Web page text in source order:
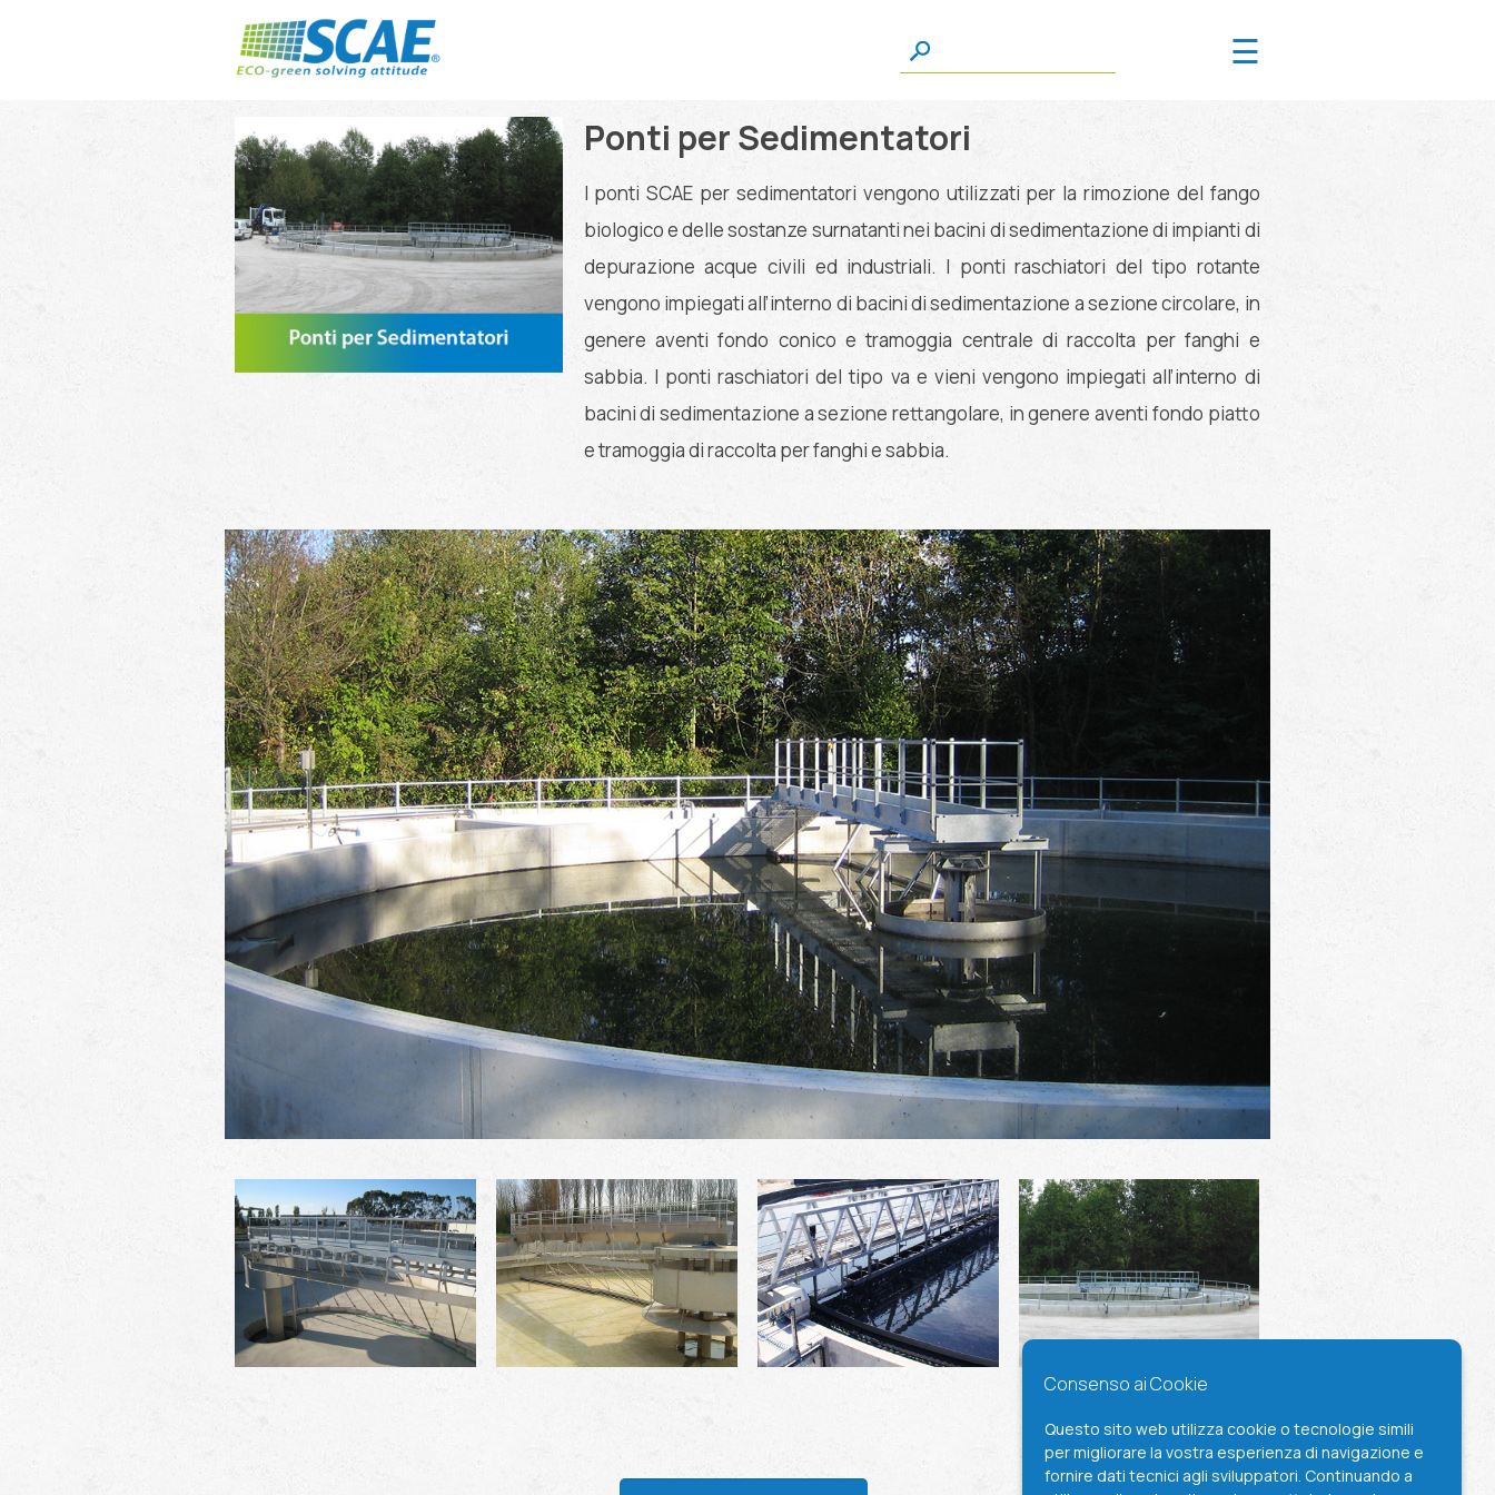
☰
Ponti Per SedimentatoriPonti per Sedimentatori
I ponti SCAE per sedimentatori vengono utilizzati per la rimozione del fango
biologico e delle sostanze surnatanti nei bacini di sedimentazione di impianti di
depurazione acque civili ed industriali. I ponti raschiatori del tipo rotante
vengono impiegati all’interno di bacini di sedimentazione a sezione circolare, in
genere aventi fondo conico e tramoggia centrale di raccolta per fanghi e
sabbia. I ponti raschiatori del tipo va e vieni vengono impiegati all’interno di
bacini di sedimentazione a sezione rettangolare, in genere aventi fondo piatto
e tramoggia di raccolta per fanghi e sabbia.
Consenso ai Cookie
Questo sito web utilizza cookie o tecnologie simili
per migliorare la vostra esperienza di navigazione e
fornire dati tecnici agli sviluppatori. Continuando a